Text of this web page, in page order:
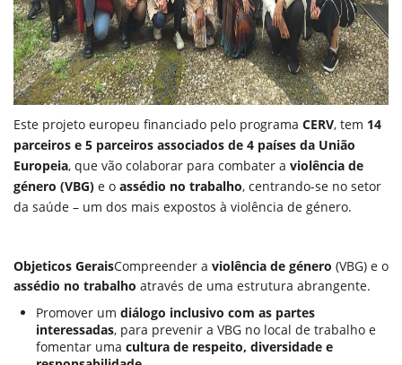
Este projeto europeu financiado pelo programa CERV, tem 14
parceiros e 5 parceiros associados de 4 países da União
Europeia, que vão colaborar para combater a violência de
género (VBG) e o assédio no trabalho, centrando-se no setor
da saúde – um dos mais expostos à violência de género.
Objeticos GeraisCompreender a violência de género (VBG) e o
assédio no trabalho através de uma estrutura abrangente.
Promover um diálogo inclusivo com as partes
interessadas, para prevenir a VBG no local de trabalho e
fomentar uma cultura de respeito, diversidade e